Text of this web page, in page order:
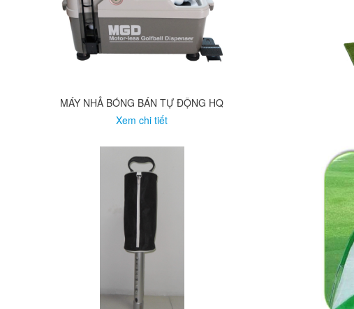
MÁY NHẢ BÓNG BÁN TỰ ĐỘNG HQ
Xem chi tiết